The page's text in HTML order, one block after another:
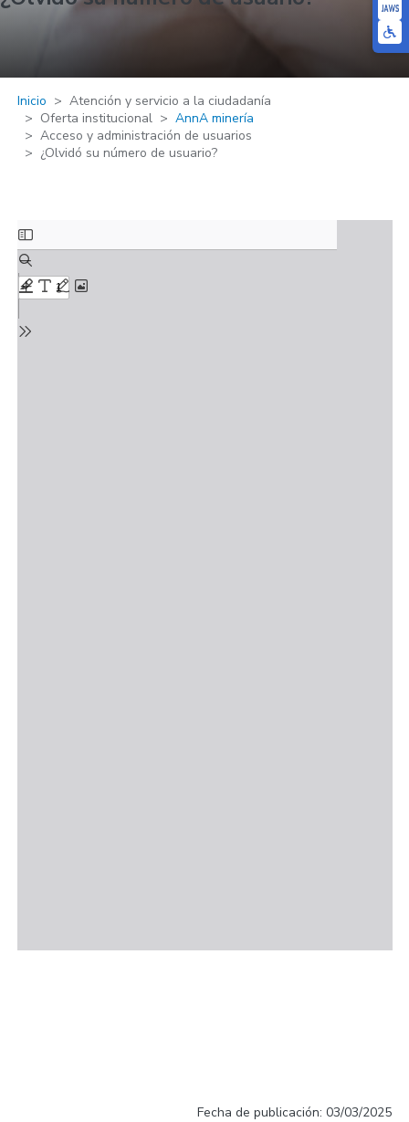
Inicio
Atención y servicio a la ciudadanía
Oferta institucional
AnnA minería
Acceso y administración de usuarios
¿Olvidó su número de usuario?
Fecha de publicación: 03/03/2025